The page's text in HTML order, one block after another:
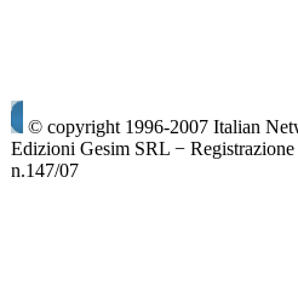
© copyright 1996-2007 Italian
Edizioni Gesim SRL −
n.147/07